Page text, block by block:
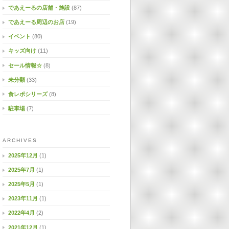
であえーるの店舗・施設 (87)
であえーる周辺のお店 (19)
イベント (80)
キッズ向け (11)
セール情報☆ (8)
未分類 (33)
食レポシリーズ(8)
駐車場 (7)
ARCHIVES
2025年12月 (1)
2025年7月 (1)
2025年5月 (1)
2023年11月 (1)
2022年4月 (2)
2021年12月 (1)